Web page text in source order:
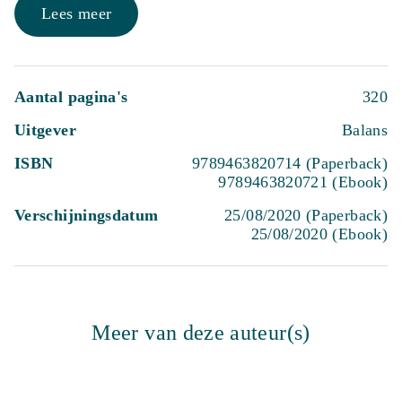
Lees meer
Aantal pagina's
320
Uitgever
Balans
ISBN
9789463820714 (Paperback)
9789463820721 (Ebook)
Verschijningsdatum
25/08/2020 (Paperback)
25/08/2020 (Ebook)
Meer van deze auteur(s)